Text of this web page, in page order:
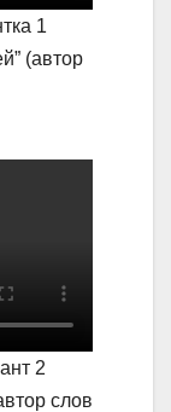
1
(автор
2
слов